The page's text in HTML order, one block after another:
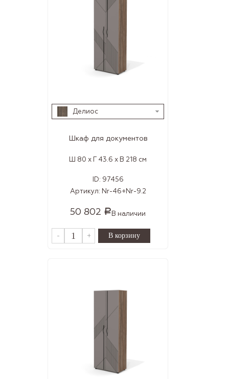
Делиос
Шкаф для документов
Ш 80 x Г 43.6 x В 218 см
ID: 97456
Артикул: Nr-46+Nr-9.2
50 802 Р В наличии
- +